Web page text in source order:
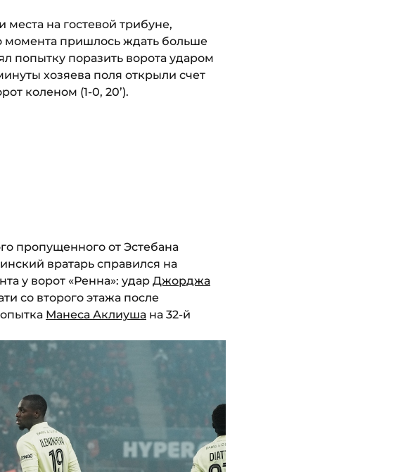
на гостевой трибуне,
момента пришлось ждать больше
попытку поразить ворота ударом
хозяева поля открыли счет
коленом (1-0, 20’).
пропущенного от Эстебана
вратарь справился на
у ворот «Ренна»: удар Джорджа
со второго этажа после
Манеса Аклиуша на 32-й